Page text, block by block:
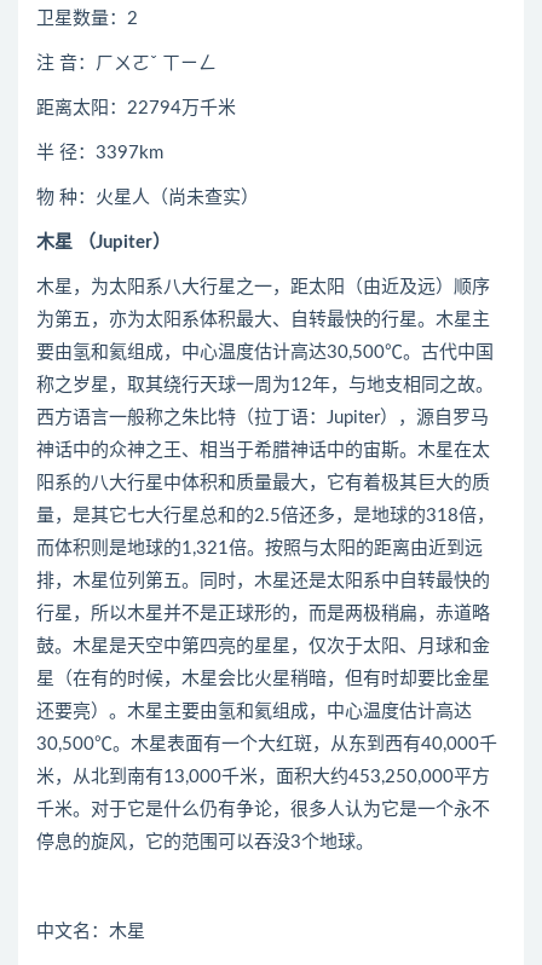
卫星数量：2
注 音：ㄏㄨㄛˇ ㄒㄧㄥ
距离太阳：22794万千米
半 径：3397km
物 种：火星人（尚未查实）
木星 （Jupiter）
木星，为太阳系八大行星之一，距太阳（由近及远）顺序
为第五，亦为太阳系体积最大、自转最快的行星。木星主
要由氢和氦组成，中心温度估计高达30,500℃。古代中国
称之岁星，取其绕行天球一周为12年，与地支相同之故。
西方语言一般称之朱比特（拉丁语：Jupiter），源自罗马
神话中的众神之王、相当于希腊神话中的宙斯。木星在太
阳系的八大行星中体积和质量最大，它有着极其巨大的质
量，是其它七大行星总和的2.5倍还多，是地球的318倍，
而体积则是地球的1,321倍。按照与太阳的距离由近到远
排，木星位列第五。同时，木星还是太阳系中自转最快的
行星，所以木星并不是正球形的，而是两极稍扁，赤道略
鼓。木星是天空中第四亮的星星，仅次于太阳、月球和金
星（在有的时候，木星会比火星稍暗，但有时却要比金星
还要亮）。木星主要由氢和氦组成，中心温度估计高达
30,500℃。木星表面有一个大红斑，从东到西有40,000千
米，从北到南有13,000千米，面积大约453,250,000平方
千米。对于它是什么仍有争论，很多人认为它是一个永不
停息的旋风，它的范围可以吞没3个地球。
中文名：木星